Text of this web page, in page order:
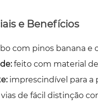
e Benefícios
com pinos banana e
feito com material
imprescindível para a
vias de fácil distinção